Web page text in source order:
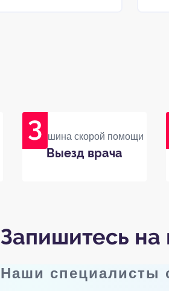
Выезд врача
Запишитесь на
Наши специалисты